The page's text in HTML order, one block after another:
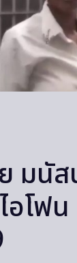
มนั
อโฟ